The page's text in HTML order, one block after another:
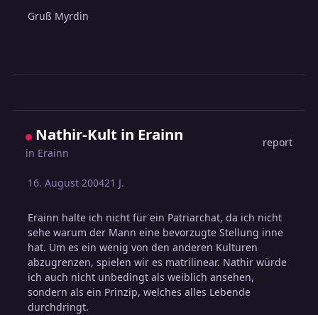
Gruß Myrdin
Nathir-Kult in Erainn
in Erainn
report
16. August 200421 J.
Erainn halte ich nicht für ein Patriarchat, da ich nicht
sehe warum der Mann eine bevorzugte Stellung inne
hat. Um es ein wenig von den anderen Kulturen
abzugrenzen, spielen wir es matrilinear. Nathir würde
ich auch nicht unbedingt als weiblich ansehen,
sondern als ein Prinzip, welches alles Lebende
durchdringt.